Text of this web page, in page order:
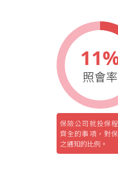
照會率
保險公司就投保
齊全的事項，對
之通知的比例。